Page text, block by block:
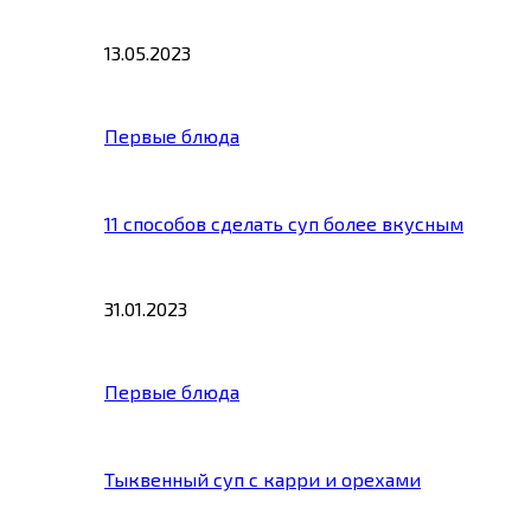
13.05.2023
Первые блюда
11 способов сделать суп более вкусным
31.01.2023
Первые блюда
Тыквенный суп с карри и орехами